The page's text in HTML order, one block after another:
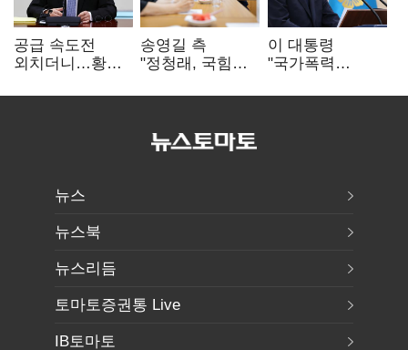
공급 속도전
외치더니…황희,
리모델링' 제안
송영길 측
"정청래, 국힘
민주당 대표로
이 대통령
"국가폭력
적극적 조사로
뉴스
뉴스북
뉴스리듬
토마토증권통 Live
IB토마토